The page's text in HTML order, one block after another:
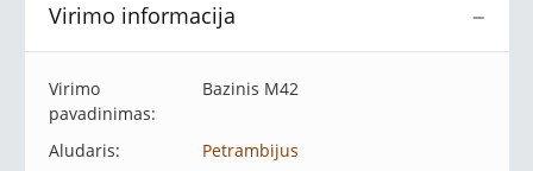
−
Virimo informacija
Virimo
pavadinimas:
Bazinis M42
Aludaris:
Petrambijus